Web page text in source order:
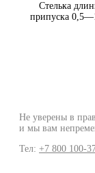
Стелька
припуска
Не уверены в
и мы вам
Тел: +7 800 100-